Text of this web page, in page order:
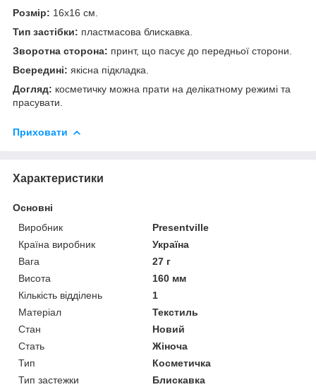
Розмір: 16х16 см.
Тип застібки: пластмасова блискавка.
Зворотна сторона: принт, що пасує до передньої сторони.
Всередині: якісна підкладка.
Догляд: косметичку можна прати на делікатному режимі та
прасувати.
Приховати
Характеристики
Основні
Виробник
Presentville
Країна виробник
Україна
Вага
27 г
Висота
160 мм
Кількість відділень
1
Матеріал
Текстиль
Стан
Новий
Стать
Жіноча
Тип
Косметичка
Тип застежки
Блискавка